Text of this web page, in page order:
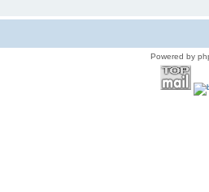
Powered by